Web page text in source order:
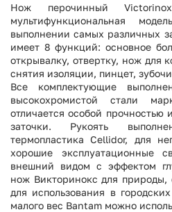
Нож перочинный
мультифункциональная
выполнении самых различных
имеет 8 функций: основное
открывалку, отвертку, нож для
снятия изоляции, пинцет,
Все комплектующие
высокохромистой стали
отличается особой
заточки. Рукоять
термопластика Cellidor, для
хорошие эксплуатационные
внешний видом с эффектом
нож Викторинокс для
для использования в
малого вес Bantam можно